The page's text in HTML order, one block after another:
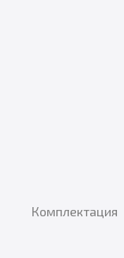
Комплектация